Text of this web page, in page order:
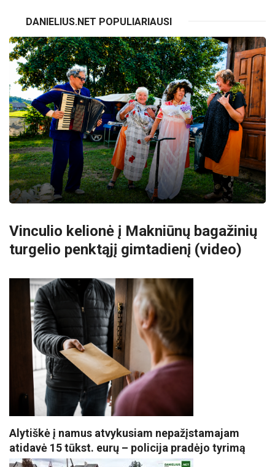
DANIELIUS.NET POPULIARIAUSI
Vinculio kelionė į Makniūnų bagažinių
turgelio penktąjį gimtadienį (video)
Alytiškė į namus atvykusiam nepažįstamajam
atidavė 15 tūkst. eurų – policija pradėjo tyrimą